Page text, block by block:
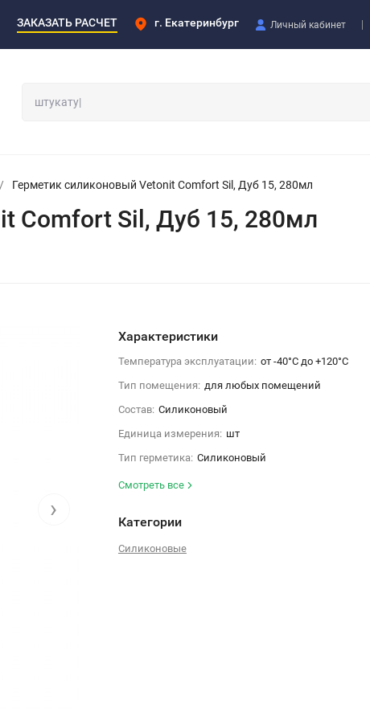
ЗАКАЗАТЬ РАСЧЕТ г. Екатеринбург Личный кабинет
/ Герметик силиконовый Vetonit Comfort Sil, Дуб 15, 280мл
Comfort Sil, Дуб 15, 280мл
›
Характеристики
Температура эксплуатации: от -40°С до +120°С
Тип помещения: для любых помещений
Состав: Силиконовый
Единица измерения: шт
Тип герметика: Силиконовый
Смотреть все
Категории
Силиконовые